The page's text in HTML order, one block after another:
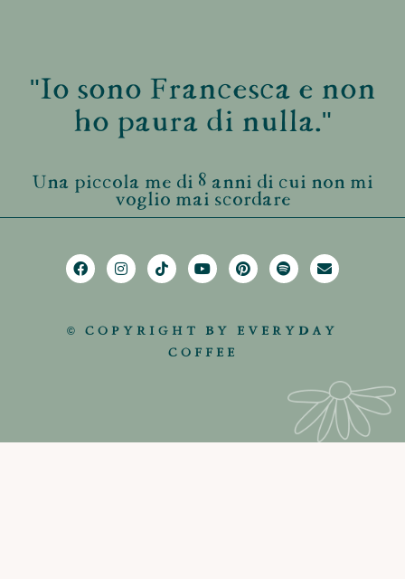
"Io sono Francesca e non
ho paura di nulla."
Una piccola me di 8 anni di cui non mi
voglio mai scordare
© COPYRIGHT BY EVERYDAY
COFFEE